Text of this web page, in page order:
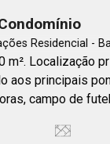
Residencial -
m². Localização
aos principais
campo de